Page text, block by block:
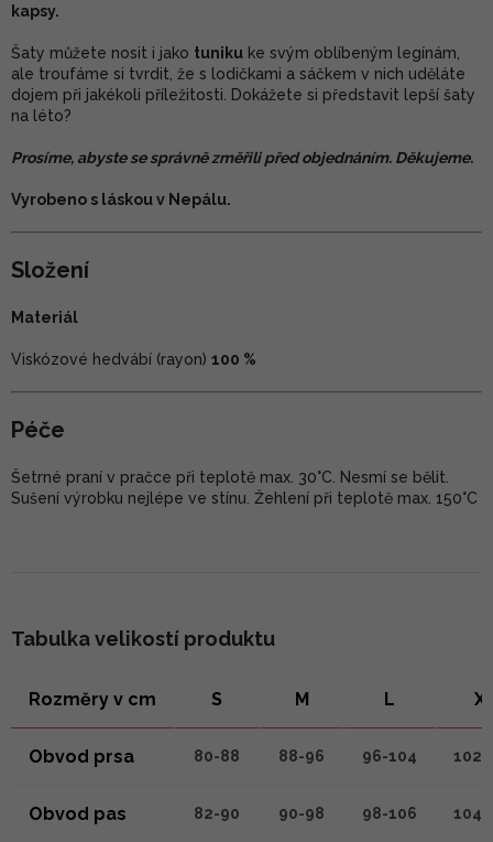
kapsy.
Šaty můžete nosit i jako tuniku ke svým oblíbeným legínám,
ale troufáme si tvrdit, že s lodičkami a sáčkem v nich uděláte
dojem při jakékoli příležitosti. Dokážete si představit lepší šaty
na léto?
Prosíme, abyste se správně změřili před objednáním. Děkujeme.
Vyrobeno s láskou v Nepálu.
Složení
Materiál
Viskózové hedvábí (rayon) 100 %
Péče
Šetrné praní v pračce při teplotě max. 30°C. Nesmí se bělit.
Sušení výrobku nejlépe ve stínu. Žehlení při teplotě max. 150°C
Tabulka velikostí produktu
Rozměry v cm S M L
Obvod prsa 80-88 88-96 96-104 102-
Obvod pas 82-90 90-98 98-106 104-